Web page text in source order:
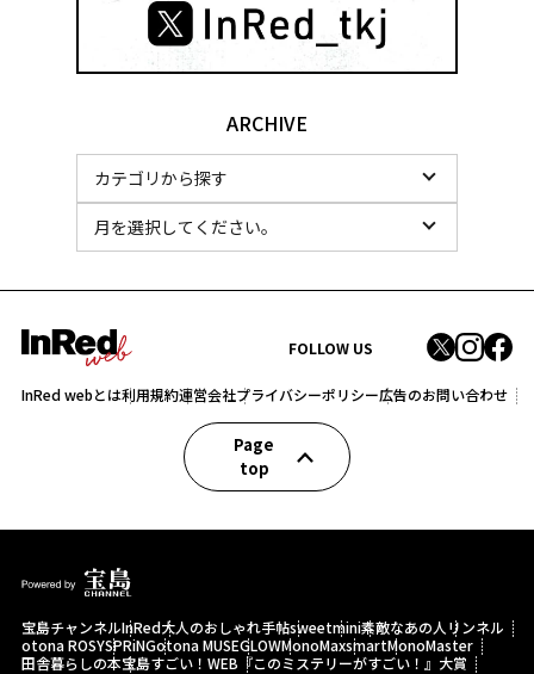
ARCHIVE
FOLLOW US
InRed webとは利用規約運営会社プライバシーポリシー広告のお問い合わせ
Page
top
宝島チャンネルInRed大人のおしゃれ手帖sweetmini素敵なあの人 リンネル
otona ROSYSPRiNGotona MUSEGLOWMonoMaxsmartMonoMaster
田舎暮らしの本宝島すごい！WEB 『このミステリーがすごい！』大賞